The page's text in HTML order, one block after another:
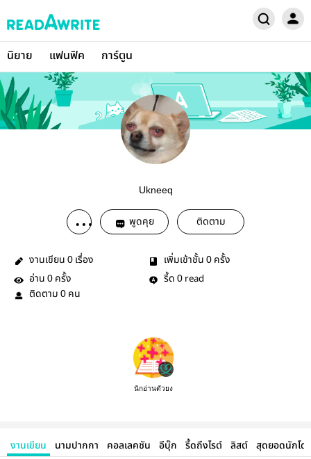
นิยาย แฟนฟิค การ์ตูน
Ukneeq
พูดคุย ติดตาม
งานเขียน 0 เรื่อง เพิ่มเข้าชั้น 0 ครั้ง
อ่าน 0 ครั้ง รี้ด 0 read
ติดตาม 0 คน
นักอ่านตัวยง
งานเขียน นามปากกา คอลเลคชัน อีบุ๊ก รี้ดถึงไรต์ ลิสต์ สุดยอดนักโด